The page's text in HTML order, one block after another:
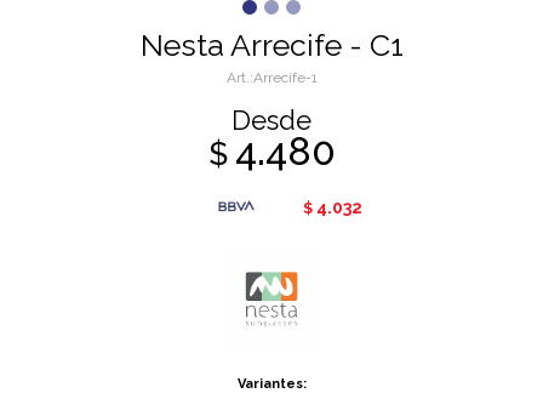
Nesta Arrecife - C1
Arrecife-1
Desde
$ 4.480
$ 4.032
Variantes: